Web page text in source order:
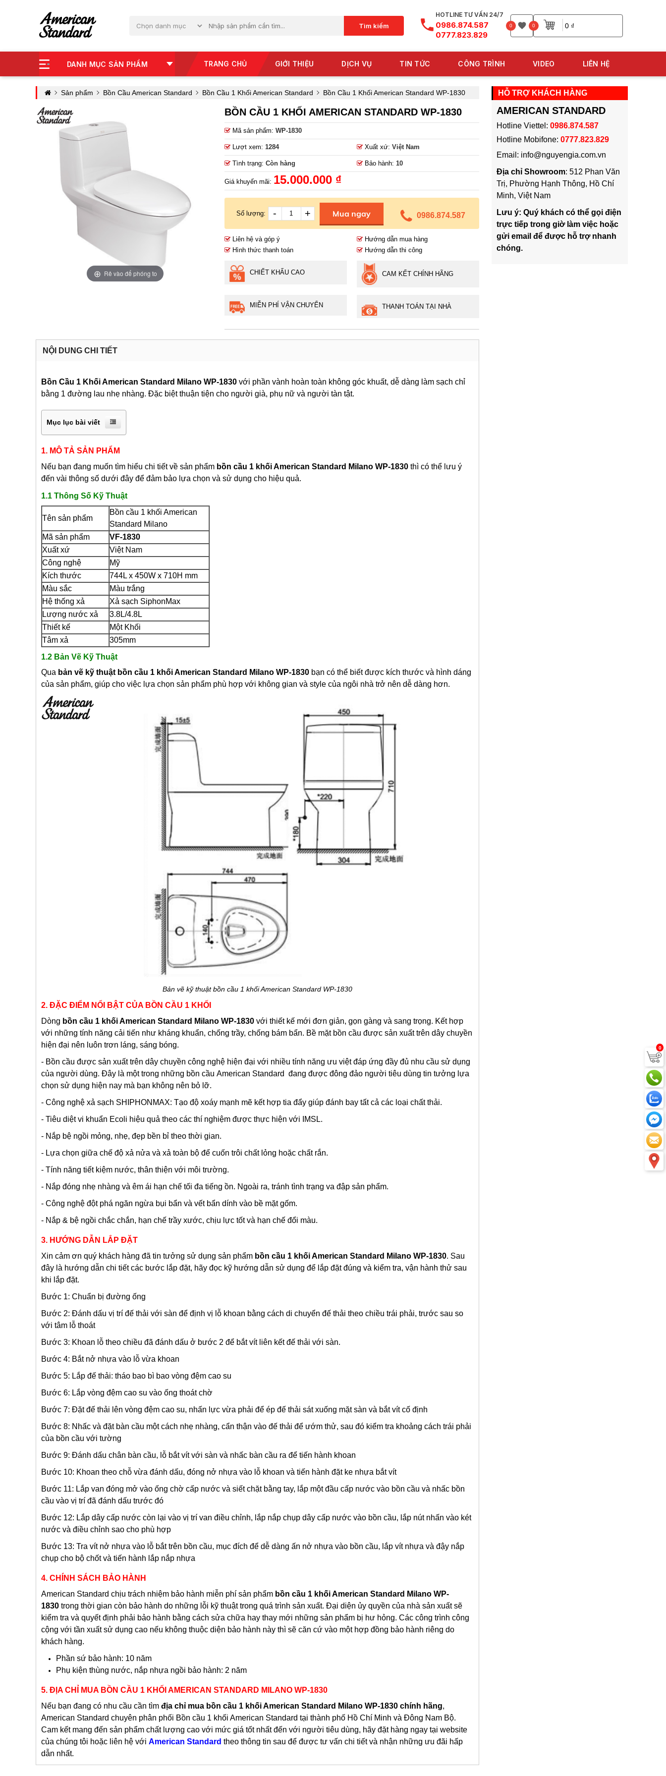
Tìm kiếm
HOTLINE TƯ VẤN 24/7
0986.874.587
0777.823.829
0 0 ₫
0
DANH MỤC SẢN PHẨM TRANG CHỦ GIỚI THIỆU DỊCH VỤ TIN TỨC CÔNG TRÌNH VIDEO LIÊN HỆ
Sản phẩm Bồn Cầu American Standard Bồn Cầu 1 Khối American Standard Bồn Cầu 1 Khối American Standard WP-1830
Rê vào để phóng to
BỒN CẦU 1 KHỐI AMERICAN STANDARD WP-1830
Mã sản phẩm:WP-1830
Lượt xem:1284 Xuất xứ:Việt Nam
Tình trạng:Còn hàng Bảo hành:10
Giá khuyến mãi: 15.000.000 ₫
Số lượng: - + Mua ngay 0986.874.587
Liên hệ và góp ý
Hướng dẫn mua hàng
Hình thức thanh toán
Hướng dẫn thi công
CHIẾT KHẤU CAO CAM KẾT CHÍNH HÃNG
MIỄN PHÍ VẬN CHUYỂN THANH TOÁN TẠI NHÀ
NỘI DUNG CHI TIẾT
Bồn Cầu 1 Khối American Standard Milano WP-1830 với phần vành hoàn toàn không góc khuất, dễ dàng làm sạch chỉ
bằng 1 đường lau nhẹ nhàng. Đặc biệt thuận tiện cho người già, phụ nữ và người tàn tật.
Mục lục bài viết
1. MÔ TẢ SẢN PHẨM
Nếu bạn đang muốn tìm hiểu chi tiết về sản phẩm bồn cầu 1 khối American Standard Milano WP-1830 thì có thể lưu ý
đến vài thông số dưới đây để đảm bảo lựa chọn và sử dụng cho hiệu quả.
1.1 Thông Số Kỹ Thuật
Tên sản phẩm
Bồn cầu 1 khối American
Standard Milano
Mã sản phẩm
VF-1830
Xuất xứ
Việt Nam
Công nghệ
Mỹ
Kích thước
744L x 450W x 710H mm
Màu sắc
Màu trắng
Hệ thống xả
Xả sạch SiphonMax
Lượng nước xả
3.8L/4.8L
Thiết kế
Một Khối
Tâm xả
305mm
1.2 Bản Vẽ Kỹ Thuật
Qua bản vẽ kỹ thuật bồn cầu 1 khối American Standard Milano WP-1830 bạn có thể biết được kích thước và hình dáng
của sản phẩm, giúp cho việc lựa chọn sản phẩm phù hợp với không gian và style của ngôi nhà trở nên dễ dàng hơn.
Bản vẽ kỹ thuật bồn cầu 1 khối American Standard WP-1830
2. ĐẶC ĐIỂM NỔI BẬT CỦA BỒN CẦU 1 KHỐI
Dòng bồn cầu 1 khối American Standard Milano WP-1830 với thiết kế mới đơn giản, gọn gàng và sang trọng. Kết hợp
với những tính năng cải tiến như kháng khuẩn, chống trầy, chống bám bẩn. Bề mặt bồn cầu được sản xuất trên dây chuyền
hiện đại nên luôn trơn láng, sáng bóng.
- Bồn cầu được sản xuất trên dây chuyền công nghệ hiện đại với nhiều tính năng ưu việt đáp ứng đầy đủ nhu cầu sử dụng
của người dùng. Đây là một trong những bồn cầu American Standard đang được đông đảo người tiêu dùng tin tưởng lựa
chọn sử dụng hiện nay mà bạn không nên bỏ lỡ.
- Công nghệ xả sạch SHIPHONMAX: Tạo độ xoáy mạnh mẽ kết hợp tia đẩy giúp đánh bay tất cả các loại chất thải.
- Tiêu diệt vi khuẩn Ecoli hiệu quả theo các thí nghiệm được thực hiện với IMSL.
- Nắp bệ ngồi mỏng, nhẹ, đẹp bền bỉ theo thời gian.
- Lựa chọn giữa chế độ xả nửa và xả toàn bộ để cuốn trôi chất lỏng hoặc chất rắn.
- Tính năng tiết kiệm nước, thân thiện với môi trường.
- Nắp đóng nhẹ nhàng và êm ái hạn chế tối đa tiếng ồn. Ngoài ra, tránh tình trạng va đập sản phẩm.
- Công nghệ đột phá ngăn ngừa bụi bẩn và vết bẩn dính vào bề mặt gốm.
- Nắp & bệ ngồi chắc chắn, hạn chế trầy xước, chịu lực tốt và hạn chế đổi màu.
3. HƯỚNG DẪN LẮP ĐẶT
Xin cảm ơn quý khách hàng đã tin tưởng sử dụng sản phẩm bồn cầu 1 khối American Standard Milano WP-1830. Sau
đây là hướng dẫn chi tiết các bước lắp đặt, hãy đọc kỹ hướng dẫn sử dụng để lắp đặt đúng và kiểm tra, vận hành thử sau
khi lắp đặt.
Bước 1: Chuẩn bị đường ống
Bước 2: Đánh dấu vị trí đế thải với sàn để định vị lỗ khoan bằng cách di chuyển đế thải theo chiều trái phải, trước sau so
với tâm lỗ thoát
Bước 3: Khoan lỗ theo chiều đã đánh dấu ở bước 2 để bắt vít liên kết đế thải với sàn.
Bước 4: Bắt nở nhựa vào lỗ vừa khoan
Bước 5: Lắp đế thải: tháo bao bì bao vòng đệm cao su
Bước 6: Lắp vòng đệm cao su vào ống thoát chờ
Bước 7: Đặt đế thải lên vòng đệm cao su, nhấn lực vừa phải để ép đế thải sát xuống mặt sàn và bắt vít cố định
Bước 8: Nhấc và đặt bàn cầu một cách nhẹ nhàng, cẩn thận vào đế thải để ướm thử, sau đó kiểm tra khoảng cách trái phải
của bồn cầu với tường
Bước 9: Đánh dấu chân bàn cầu, lỗ bắt vít với sàn và nhấc bàn cầu ra để tiến hành khoan
Bước 10: Khoan theo chỗ vừa đánh dấu, đóng nở nhựa vào lỗ khoan và tiến hành đặt ke nhựa bắt vít
Bước 11: Lắp van đóng mở vào ống chờ cấp nước và siết chặt bằng tay, lắp một đầu cấp nước vào bồn cầu và nhấc bồn
cầu vào vị trí đã đánh dấu trước đó
Bước 12: Lắp dây cấp nước còn lại vào vị trí van điều chỉnh, lắp nắp chụp dây cấp nước vào bồn cầu, lắp nút nhấn vào két
nước và điều chỉnh sao cho phù hợp
Bước 13: Tra vít nở nhựa vào lỗ bắt trên bồn cầu, mục đích để dễ dàng ấn nở nhựa vào bồn cầu, lắp vít nhựa và đậy nắp
chụp cho bộ chốt và tiến hành lắp nắp nhựa
4. CHÍNH SÁCH BẢO HÀNH
American Standard chịu trách nhiệm bảo hành miễn phí sản phẩm bồn cầu 1 khối American Standard Milano WP-
1830 trong thời gian còn bảo hành do những lỗi kỹ thuật trong quá trình sản xuất. Đại diện ủy quyền của nhà sản xuất sẽ
kiểm tra và quyết định phải bảo hành bằng cách sửa chữa hay thay mới những sản phẩm bị hư hỏng. Các công trình công
cộng với tần xuất sử dụng cao nếu không thuộc diện bảo hành này thì sẽ căn cứ vào một hợp đồng bảo hành riêng do
khách hàng.
Phần sứ bảo hành: 10 năm
Phụ kiện thùng nước, nắp nhựa ngồi bảo hành: 2 năm
5. ĐỊA CHỈ MUA BỒN CẦU 1 KHỐI AMERICAN STANDARD MILANO WP-1830
Nếu bạn đang có nhu cầu cần tìm địa chỉ mua bồn cầu 1 khối American Standard Milano WP-1830 chính hãng,
American Standard chuyên phân phối Bồn cầu 1 khối American Standard tại thành phố Hồ Chí Minh và Đông Nam Bộ.
Cam kết mang đến sản phẩm chất lượng cao với mức giá tốt nhất đến với người tiêu dùng, hãy đặt hàng ngay tại website
của chúng tôi hoặc liên hệ với American Standard theo thông tin sau để được tư vấn chi tiết và nhận những ưu đãi hấp
dẫn nhất.
HỖ TRỢ KHÁCH HÀNG
AMERICAN STANDARD
Hotline Viettel: 0986.874.587
Hotline Mobifone: 0777.823.829
Email: info@nguyengia.com.vn
Địa chỉ Showroom: 512 Phan Văn
Trị, Phường Hạnh Thông, Hồ Chí
Minh, Việt Nam
Lưu ý: Quý khách có thể gọi điện
trực tiếp trong giờ làm việc hoặc
gửi email để được hỗ trợ nhanh
chóng.
0